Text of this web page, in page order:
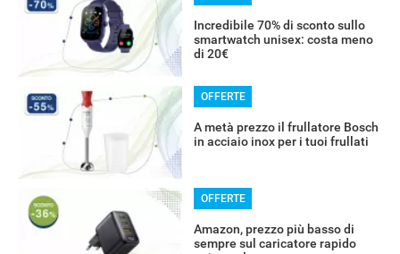
Incredibile 70% di sconto sullo
smartwatch unisex: costa meno
di 20€
OFFERTE
A metà prezzo il frullatore Bosch
in acciaio inox per i tuoi frullati
OFFERTE
Amazon, prezzo più basso di
sempre sul caricatore rapido